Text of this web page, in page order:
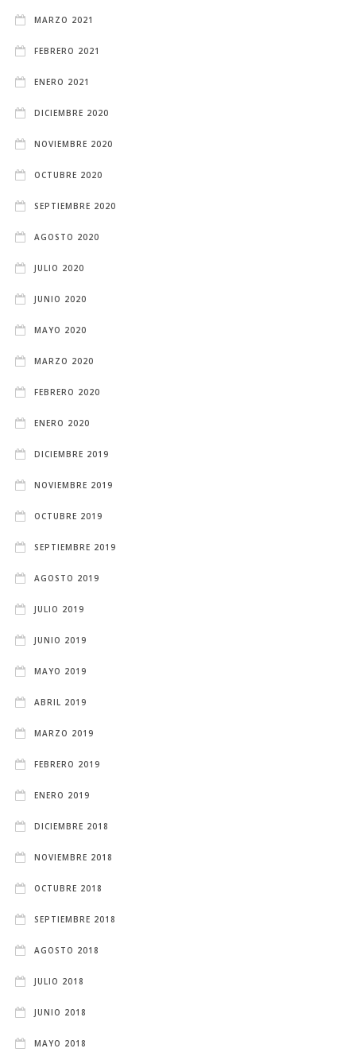
MARZO 2021
FEBRERO 2021
ENERO 2021
DICIEMBRE 2020
NOVIEMBRE 2020
OCTUBRE 2020
SEPTIEMBRE 2020
AGOSTO 2020
JULIO 2020
JUNIO 2020
MAYO 2020
MARZO 2020
FEBRERO 2020
ENERO 2020
DICIEMBRE 2019
NOVIEMBRE 2019
OCTUBRE 2019
SEPTIEMBRE 2019
AGOSTO 2019
JULIO 2019
JUNIO 2019
MAYO 2019
ABRIL 2019
MARZO 2019
FEBRERO 2019
ENERO 2019
DICIEMBRE 2018
NOVIEMBRE 2018
OCTUBRE 2018
SEPTIEMBRE 2018
AGOSTO 2018
JULIO 2018
JUNIO 2018
MAYO 2018